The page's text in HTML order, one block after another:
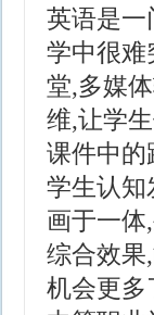
英语是一
学中很难
堂,多媒
维,让学
课件中的
学生认知
画于一体
综合效果
机会更多